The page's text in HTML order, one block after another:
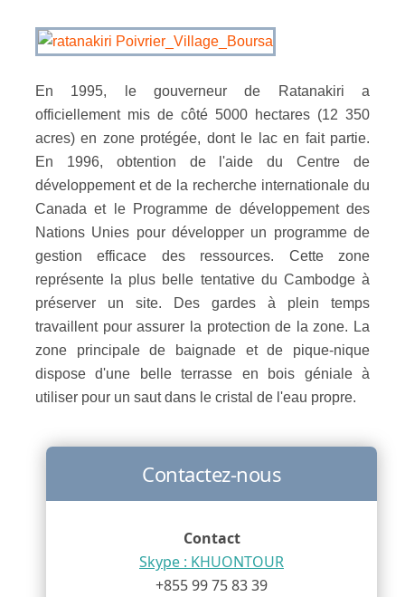
En 1995, le gouverneur de Ratanakiri a
officiellement mis de côté 5000 hectares (12 350
acres) en zone protégée, dont le lac en fait partie.
En 1996, obtention de l'aide du Centre de
développement et de la recherche internationale du
Canada et le Programme de développement des
Nations Unies pour développer un programme de
gestion efficace des ressources. Cette zone
représente la plus belle tentative du Cambodge à
préserver un site. Des gardes à plein temps
travaillent pour assurer la protection de la zone. La
zone principale de baignade et de pique-nique
dispose d'une belle terrasse en bois géniale à
utiliser pour un saut dans le cristal de l'eau propre.
Contactez-nous
Contact
Skype : KHUONTOUR
+855 99 75 83 39